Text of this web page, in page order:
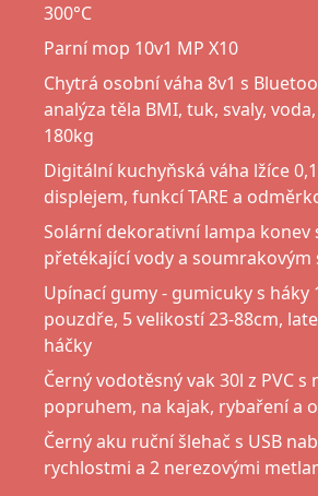
300°C
Parní mop 10v1 MP X10
Chytrá osobní váha 8v1 s
analýza těla BMI, tuk, svaly,
180kg
Digitální kuchyňská váha lžíce
displejem, funkcí TARE a
Solární dekorativní lampa konev
přetékající vody a soumrakovým
Upínací gumy - gumicuky s háky
pouzdře, 5 velikostí 23-88cm,
háčky
Černý vodotěsný vak 30l z PVC s
popruhem, na kajak, rybaření a
Černý aku ruční šlehač s USB
rychlostmi a 2 nerezovými